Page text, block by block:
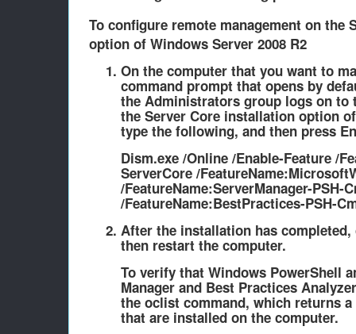
To configure remote management on the
option of Windows Server 2008 R2
On the computer that you want to
command prompt that opens by
the Administrators group logs on to
the Server Core installation option
type the following, and then press
Dism.exe /Online /Enable-Feature /
ServerCore /
/FeatureName:ServerManager-PSH-
/FeatureName:BestPractices-PSH-
After the installation has
then restart the computer.
To verify that Windows PowerShell
Manager and Best Practices
the oclist command, which returns
that are installed on the computer.